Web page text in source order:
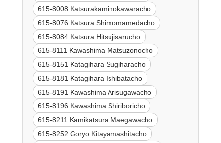
615-8008 Katsurakaminokawaracho
615-8076 Katsura Shimomamedacho
615-8084 Katsura Hitsujisarucho
615-8111 Kawashima Matsuzonocho
615-8151 Katagihara Sugiharacho
615-8181 Katagihara Ishibatacho
615-8191 Kawashima Arisugawacho
615-8196 Kawashima Shiriboricho
615-8211 Kamikatsura Maegawacho
615-8252 Goryo Kitayamashitacho